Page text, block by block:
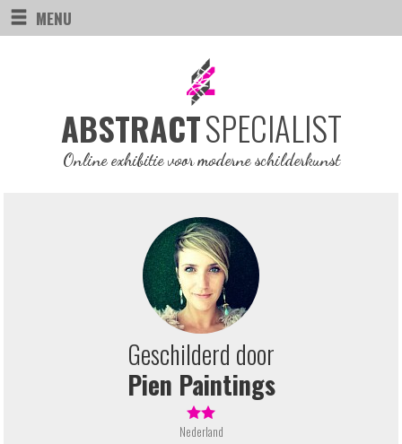
MENU
ABSTRACTSPECIALIST
Online exhibitie voor moderne schilderkunst
Geschilderd door
Pien Paintings
Nederland